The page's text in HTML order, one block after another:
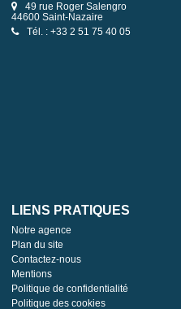
49 rue Roger Salengro
44600 Saint-Nazaire
Tél. : +33 2 51 75 40 05
LIENS PRATIQUES
Notre agence
Plan du site
Contactez-nous
Mentions
Politique de confidentialité
Politique des cookies